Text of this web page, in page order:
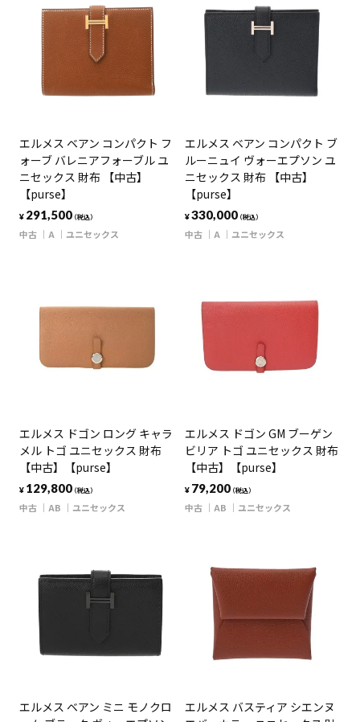
エルメス ベアン コンパクト フ
ォーブ バレニアフォーブル ユ
ニセックス 財布 【中古】
【purse】
¥ 291,500（税込）
中古 A ユニセックス
エルメス ベアン コンパクト ブ
ルーニュイ ヴォーエプソン ユ
ニセックス 財布 【中古】
【purse】
¥330,000（税込）
中古 A ユニセックス
エルメス ドゴン ロング キャラ
メル トゴ ユニセックス 財布
【中古】【purse】
¥ 129,800（税込）
中古 AB ユニセックス
エルメス ドゴン GM ブーゲン
ビリア トゴ ユニセックス 財布
【中古】【purse】
¥ 79,200（税込）
中古 AB ユニセックス
エルメス ベアン ミニ モノクロ
エルメス バスティア シエンヌ